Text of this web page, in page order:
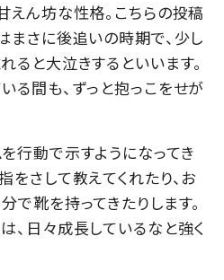
えん坊な性格。こちらの投稿
まさに後追いの時期で、少し
ると大泣きするといいます。
る間も、ずっと抱っこをせが
行動で示すようになってき
をさして教えてくれたり、お
で靴を持ってきたりします。
、日々成長しているなと強く